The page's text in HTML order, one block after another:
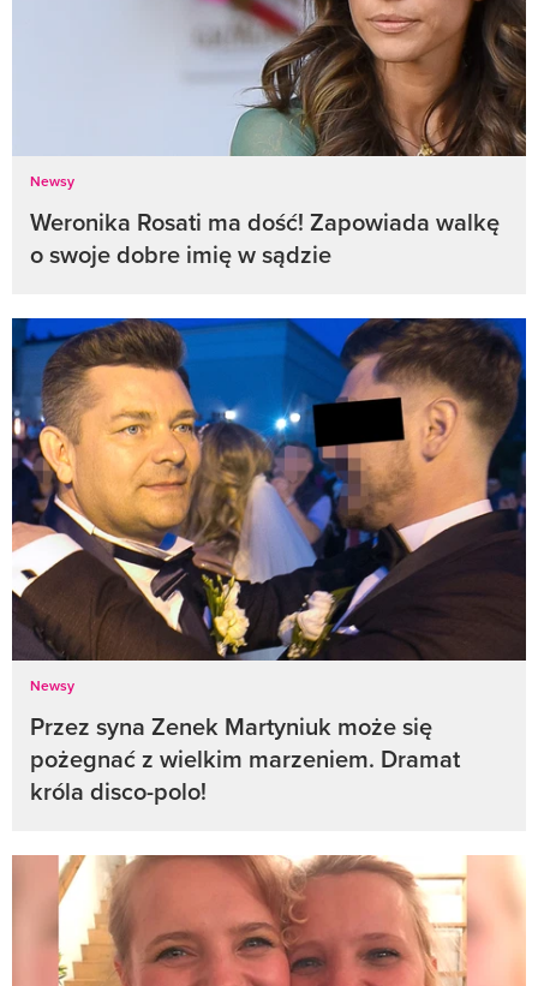
Newsy
Weronika Rosati ma dość! Zapowiada walkę
o swoje dobre imię w sądzie
Newsy
Przez syna Zenek Martyniuk może się
pożegnać z wielkim marzeniem. Dramat
króla disco-polo!